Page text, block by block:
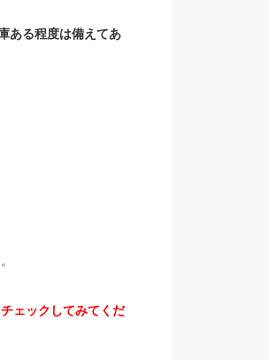
ある程度は備えてあ
ェックしてみてくだ